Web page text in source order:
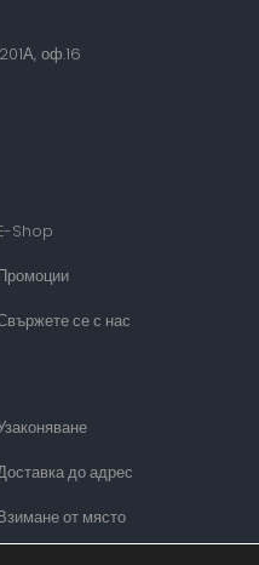
оф.16
Shop
се с нас
до адрес
от място